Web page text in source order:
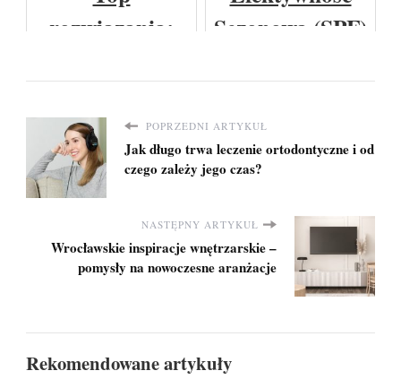
busów.
małą
chłodni:
Potencjalne
Skutki
rozwiązania:
nowoczesnym
wydaniu
Sezonowa (SPF)
Oznacza?
POPRZEDNI ARTYKUŁ
Jak długo trwa leczenie ortodontyczne i od
czego zależy jego czas?
NASTĘPNY ARTYKUŁ
Wrocławskie inspiracje wnętrzarskie –
pomysły na nowoczesne aranżacje
Rekomendowane artykuły